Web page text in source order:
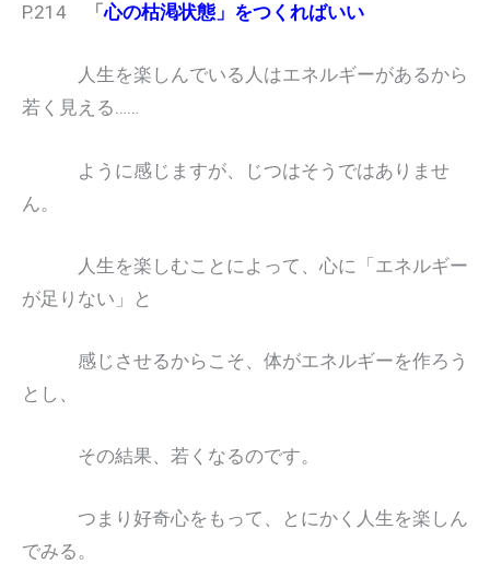
P.214 「心の枯渇状態」をつくればいい
人生を楽しんでいる人はエネルギーがあるから
若く見える……
ように感じますが、じつはそうではありませ
ん。
人生を楽しむことによって、心に「エネルギー
が足りない」と
感じさせるからこそ、体がエネルギーを作ろう
とし、
その結果、若くなるのです。
つまり好奇心をもって、とにかく人生を楽しん
でみる。